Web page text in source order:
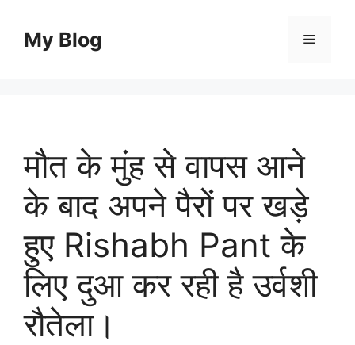
contentMy Blog Menu
मौत के मुंह से वापस आने
के बाद अपने पैरों पर खड़े
हुए Rishabh Pant के
लिए दुआ कर रही है उर्वशी
रौतेला।